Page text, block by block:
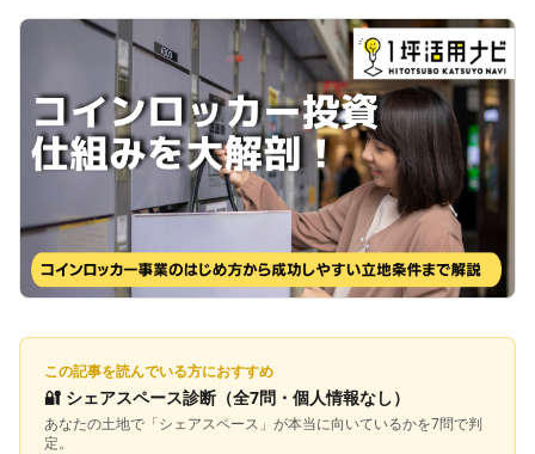
この記事を読んでいる方におすすめ
🔐 シェアスペース診断 （全7問・個人情報なし）
あなたの土地で「シェアスペース 」が本当に向いているかを7問で判
定。